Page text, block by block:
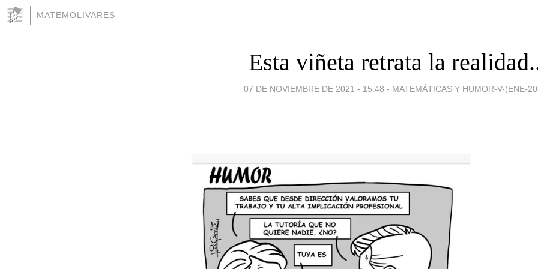
MATEMOLIVARES
Esta viñeta retrata la
07 DE NOVIEMBRE DE 2021 - 15:48 - MATEMÁTICAS Y HUMOR-V-(ENE-